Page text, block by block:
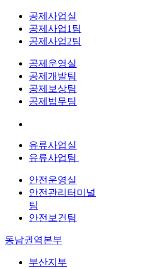
공제사업실
공제사업1팀
공제사업2팀
공제운영실
공제개발팀
공제보상팀
공제법무팀
유류사업실
유류사업팀
안전운영실
안전관리터미널
팀
안전보건팀
동남권역본부
부산지부